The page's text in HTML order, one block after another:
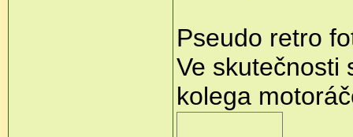
Pseudo retro
Ve skutečnosti
kolega